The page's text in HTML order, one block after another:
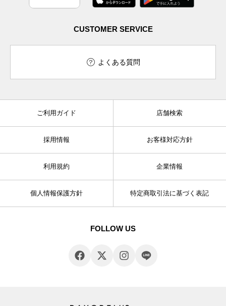
CUSTOMER SERVICE
よくある質問
ご利用ガイド 店舗検索
採用情報 お客様対応方針
利用規約 企業情報
個人情報保護方針 特定商取引法に基づく表記
FOLLOW US